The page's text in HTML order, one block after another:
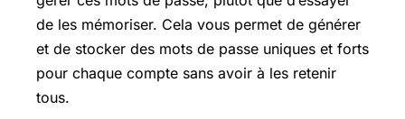
de les mémoriser. Cela vous permet de générer
et de stocker des mots de passe uniques et forts
pour chaque compte sans avoir à les retenir
tous.